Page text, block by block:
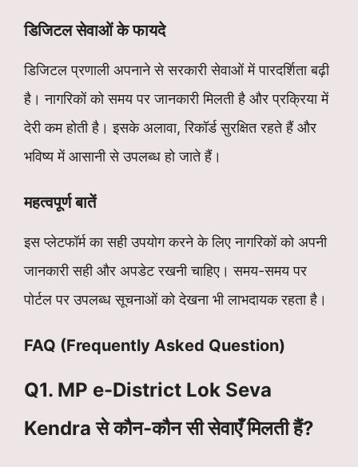
डिजिटल सेवाओं के फायदे
डिजिटल प्रणाली अपनाने से सरकारी सेवाओं में पारदर्शिता बढ़ी
है। नागरिकों को समय पर जानकारी मिलती है और प्रक्रिया में
देरी कम होती है। इसके अलावा, रिकॉर्ड सुरक्षित रहते हैं और
भविष्य में आसानी से उपलब्ध हो जाते हैं।
महत्वपूर्ण बातें
इस प्लेटफॉर्म का सही उपयोग करने के लिए नागरिकों को अपनी
जानकारी सही और अपडेट रखनी चाहिए। समय-समय पर
पोर्टल पर उपलब्ध सूचनाओं को देखना भी लाभदायक रहता है।
FAQ (Frequently Asked Question)
Q1. MP e-District Lok Seva
Kendra से कौन-कौन सी सेवाएँ मिलती हैं?